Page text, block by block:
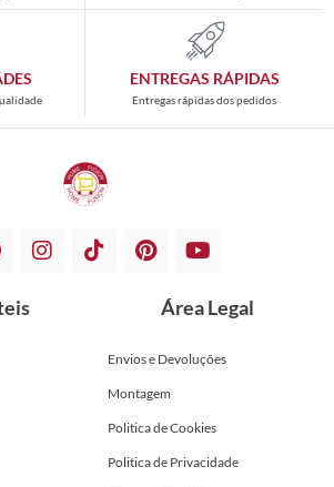
ENTREGAS RÁPIDAS
Entregas rápidas dos pedidos
Área Legal
Envios e Devoluções
Montagem
Politica de Cookies
Politica de Privacidade